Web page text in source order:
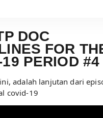
DOC
FOR
PERIOD #4
adalah lanjutan dari
covid-19